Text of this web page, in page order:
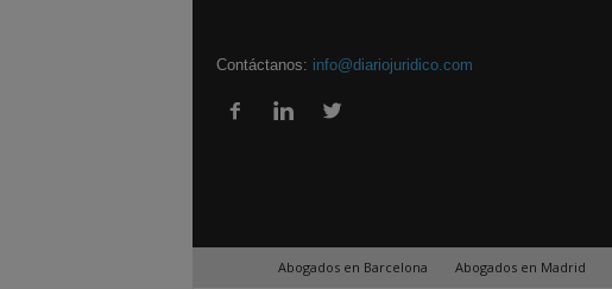
Contáctanos: info@diariojuridico.com
Abogados en Barcelona Abogados en Madrid